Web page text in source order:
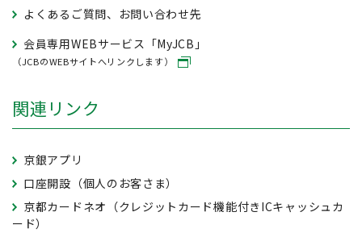
よくあるご質問、お問い合わせ先
会員専用WEBサービス「MyJCB」
（JCBのWEBサイトへリンクします）
関連リンク
京銀アプリ
口座開設（個人のお客さま）
京都カードネオ（クレジットカード機能付きICキャッシュカ
ード）